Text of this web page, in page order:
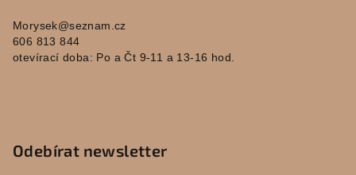
Morysek@seznam.cz
606 813 844
otevírací doba: Po a Čt 9-11 a 13-16 hod.
Odebírat newsletter